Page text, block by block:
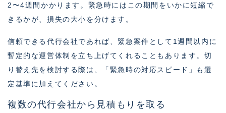
2〜4週間かかります。緊急時にはこの期間をいかに短縮で
きるかが、損失の大小を分けます。
信頼できる代行会社であれば、緊急案件として1週間以内に
暫定的な運営体制を立ち上げてくれることもあります。切
り替え先を検討する際は、「緊急時の対応スピード」も選
定基準に加えてください。
複数の代行会社から見積もりを取る